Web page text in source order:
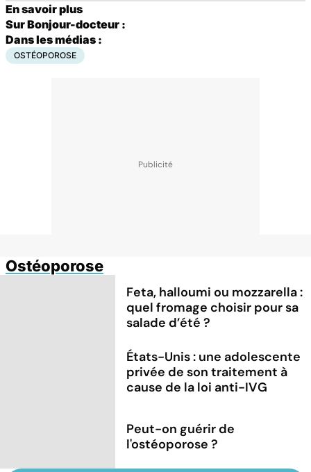
En savoir plus
Sur Bonjour-docteur :
Dans les médias :
OSTÉOPOROSE
Ostéoporose
Feta, halloumi ou mozzarella :
quel fromage choisir pour sa
salade d’été ?
États-Unis : une adolescente
privée de son traitement à
cause de la loi anti-IVG
Peut-on guérir de
l'ostéoporose ?